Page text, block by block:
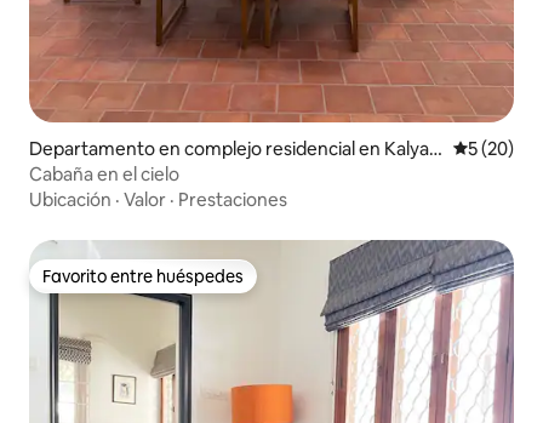
Departamento en complejo residencial en Kalyan
Nagar
5 (20)
Cabaña en el cielo
Ubicación · Valor · Prestaciones
Favorito entre huéspedes
Favorito entre huéspedes